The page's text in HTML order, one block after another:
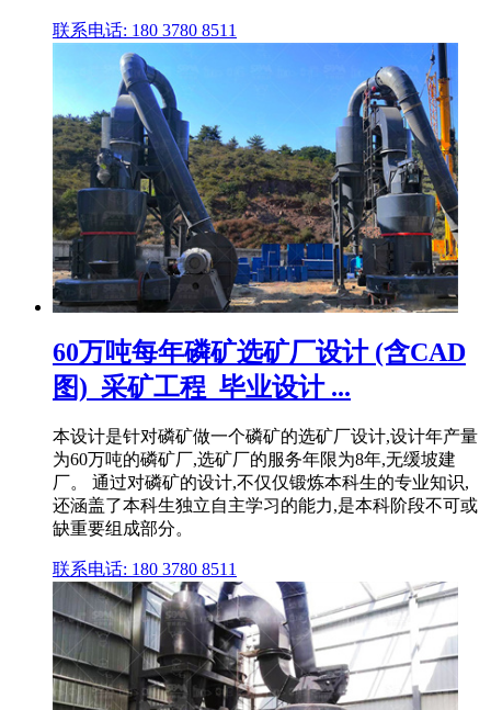
联系电话: 180 3780 8511
60万吨每年磷矿选矿厂设计 (含CAD
图)_采矿工程_毕业设计 ...
本设计是针对磷矿做一个磷矿的选矿厂设计,设计年产量
为60万吨的磷矿厂,选矿厂的服务年限为8年,无缓坡建
厂。 通过对磷矿的设计,不仅仅锻炼本科生的专业知识,
还涵盖了本科生独立自主学习的能力,是本科阶段不可或
缺重要组成部分。
联系电话: 180 3780 8511